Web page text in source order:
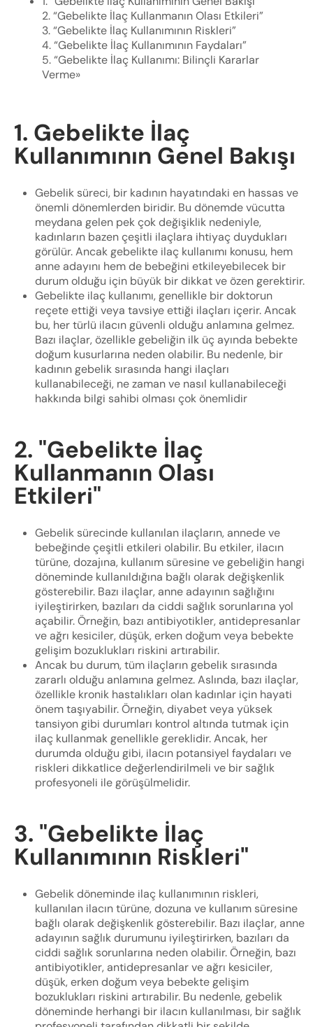
2. “Gebelikte İlaç Kullanmanın Olası Etkileri”
3. “Gebelikte İlaç Kullanımının Riskleri”
4. “Gebelikte İlaç Kullanımının Faydaları”
5. “Gebelikte İlaç Kullanımı: Bilinçli Kararlar
Verme»
1. Gebelikte İlaç
Kullanımının Genel Bakışı
Gebelik süreci, bir kadının hayatındaki en hassas ve
önemli dönemlerden biridir. Bu dönemde vücutta
meydana gelen pek çok değişiklik nedeniyle,
kadınların bazen çeşitli ilaçlara ihtiyaç duydukları
görülür. Ancak gebelikte ilaç kullanımı konusu, hem
anne adayını hem de bebeğini etkileyebilecek bir
durum olduğu için büyük bir dikkat ve özen gerektirir.
Gebelikte ilaç kullanımı, genellikle bir doktorun
reçete ettiği veya tavsiye ettiği ilaçları içerir. Ancak
bu, her türlü ilacın güvenli olduğu anlamına gelmez.
Bazı ilaçlar, özellikle gebeliğin ilk üç ayında bebekte
doğum kusurlarına neden olabilir. Bu nedenle, bir
kadının gebelik sırasında hangi ilaçları
kullanabileceği, ne zaman ve nasıl kullanabileceği
hakkında bilgi sahibi olması çok önemlidir
2. "Gebelikte İlaç
Kullanmanın Olası
Etkileri"
Gebelik sürecinde kullanılan ilaçların, annede ve
bebeğinde çeşitli etkileri olabilir. Bu etkiler, ilacın
türüne, dozajına, kullanım süresine ve gebeliğin hangi
döneminde kullanıldığına bağlı olarak değişkenlik
gösterebilir. Bazı ilaçlar, anne adayının sağlığını
iyileştirirken, bazıları da ciddi sağlık sorunlarına yol
açabilir. Örneğin, bazı antibiyotikler, antidepresanlar
ve ağrı kesiciler, düşük, erken doğum veya bebekte
gelişim bozuklukları riskini artırabilir.
Ancak bu durum, tüm ilaçların gebelik sırasında
zararlı olduğu anlamına gelmez. Aslında, bazı ilaçlar,
özellikle kronik hastalıkları olan kadınlar için hayati
önem taşıyabilir. Örneğin, diyabet veya yüksek
tansiyon gibi durumları kontrol altında tutmak için
ilaç kullanmak genellikle gereklidir. Ancak, her
durumda olduğu gibi, ilacın potansiyel faydaları ve
riskleri dikkatlice değerlendirilmeli ve bir sağlık
profesyoneli ile görüşülmelidir.
3. "Gebelikte İlaç
Kullanımının Riskleri"
Gebelik döneminde ilaç kullanımının riskleri,
kullanılan ilacın türüne, dozuna ve kullanım süresine
bağlı olarak değişkenlik gösterebilir. Bazı ilaçlar, anne
adayının sağlık durumunu iyileştirirken, bazıları da
ciddi sağlık sorunlarına neden olabilir. Örneğin, bazı
antibiyotikler, antidepresanlar ve ağrı kesiciler,
düşük, erken doğum veya bebekte gelişim
bozuklukları riskini artırabilir. Bu nedenle, gebelik
döneminde herhangi bir ilacın kullanılması, bir sağlık